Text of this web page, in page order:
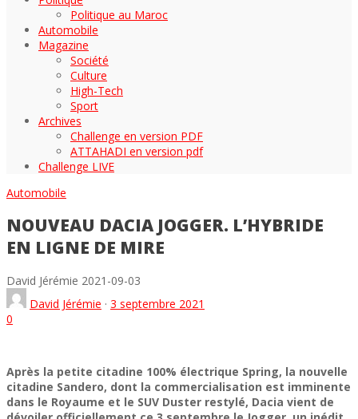
Politique au Maroc
Automobile
Magazine
Société
Culture
High-Tech
Sport
Archives
Challenge en version PDF
ATTAHADI en version pdf
Challenge LIVE
Automobile
NOUVEAU DACIA JOGGER. L’HYBRIDE
EN LIGNE DE MIRE
David Jérémie 2021-09-03
David Jérémie · 3 septembre 2021
0
Après la petite citadine 100% électrique Spring, la nouvelle
citadine Sandero, dont la commercialisation est imminente
dans le Royaume et le SUV Duster restylé, Dacia vient de